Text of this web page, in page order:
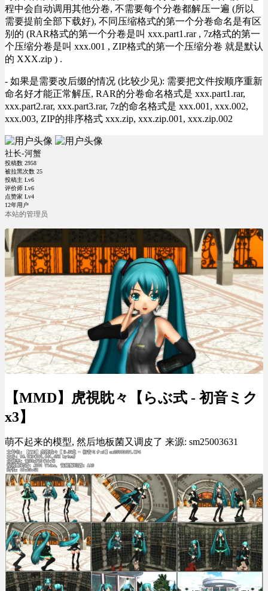
程中会自动调用其他分卷, 不需要每个分卷都解压一遍 (所以
需要提前全部下载好), 不同压缩格式的第一个分卷命名是有区
别的 (RAR格式的第一个分卷是叫 xxx.part1.rar , 7z格式的第一
个压缩分卷是叫 xxx.001 , ZIP格式的第一个压缩分卷 就是默认
的 XXX.zip ) .
- 如果是需要改后缀的情况 (比较少见): 需要把文件按顺序重新
命名好才能正常解压, RAR的分卷命名格式是 xxx.part1.rar,
xxx.part2.rar, xxx.part3.rar, 7z的命名格式是 xxx.001, xxx.002,
xxx.003, ZIP的排序格式 xxx.zip, xxx.zip.001, xxx.zip.002
社长-河蟹
投稿数 2958
被拉黑次数 25
投稿主 Lv6
评价师 Lv6
点赞家 Lv4
12年用户
本站的管理员
【MMD】虎視眈々【らぶ式 - 初音ミク
x3】
萌不起来的模型, 然后地板菌又调皮了 来源: sm25003631